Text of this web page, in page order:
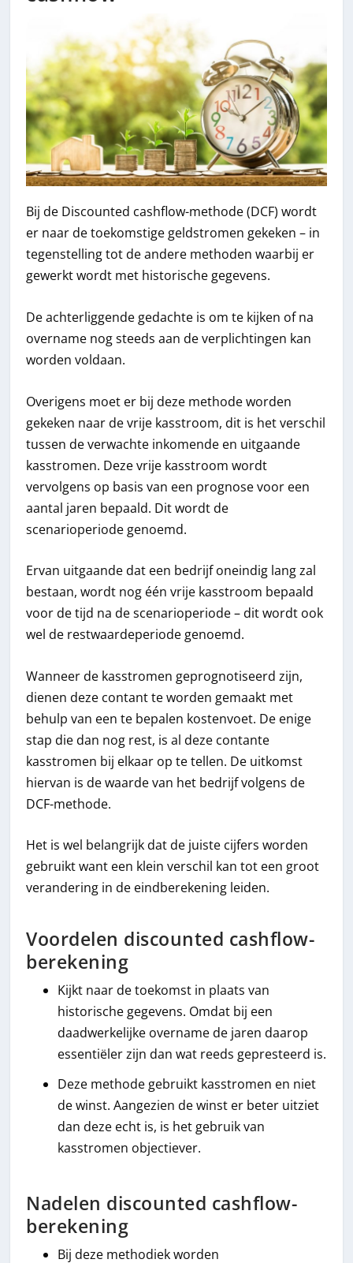
Bij de Discounted cashflow-methode (DCF) wordt
er naar de toekomstige geldstromen gekeken – in
tegenstelling tot de andere methoden waarbij er
gewerkt wordt met historische gegevens.
De achterliggende gedachte is om te kijken of na
overname nog steeds aan de verplichtingen kan
worden voldaan.
Overigens moet er bij deze methode worden
gekeken naar de vrije kasstroom, dit is het verschil
tussen de verwachte inkomende en uitgaande
kasstromen. Deze vrije kasstroom wordt
vervolgens op basis van een prognose voor een
aantal jaren bepaald. Dit wordt de
scenarioperiode genoemd.
Ervan uitgaande dat een bedrijf oneindig lang zal
bestaan, wordt nog één vrije kasstroom bepaald
voor de tijd na de scenarioperiode – dit wordt ook
wel de restwaardeperiode genoemd.
Wanneer de kasstromen geprognotiseerd zijn,
dienen deze contant te worden gemaakt met
behulp van een te bepalen kostenvoet. De enige
stap die dan nog rest, is al deze contante
kasstromen bij elkaar op te tellen. De uitkomst
hiervan is de waarde van het bedrijf volgens de
DCF-methode.
Het is wel belangrijk dat de juiste cijfers worden
gebruikt want een klein verschil kan tot een groot
verandering in de eindberekening leiden.
Voordelen discounted cashflow-
berekening
Kijkt naar de toekomst in plaats van
historische gegevens. Omdat bij een
daadwerkelijke overname de jaren daarop
essentiëler zijn dan wat reeds gepresteerd is.
Deze methode gebruikt kasstromen en niet
de winst. Aangezien de winst er beter uitziet
dan deze echt is, is het gebruik van
kasstromen objectiever.
Nadelen discounted cashflow-
berekening
Bij deze methodiek worden